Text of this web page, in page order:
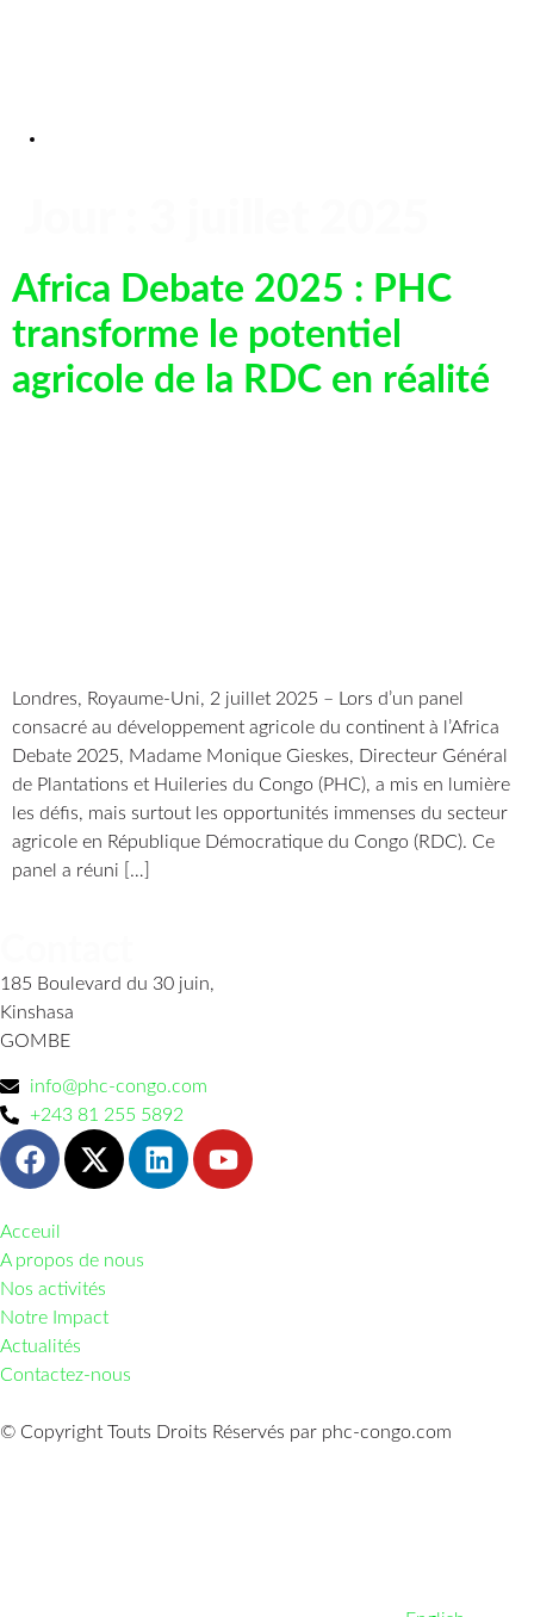
Africa Debate 2025 : PHC
transforme le potentiel
agricole de la RDC en réalité
Londres, Royaume-Uni, 2 juillet 2025 – Lors d’un panel
consacré au développement agricole du continent à l’Africa
Debate 2025, Madame Monique Gieskes, Directeur Général
de Plantations et Huileries du Congo (PHC), a mis en lumière
les défis, mais surtout les opportunités immenses du secteur
agricole en République Démocratique du Congo (RDC). Ce
panel a réuni […]
185 Boulevard du 30 juin,
Kinshasa
GOMBE
info@phc-congo.com
+243 81 255 5892
Acceuil
A propos de nous
Nos activités
Notre Impact
Actualités
Contactez-nous
© Copyright Touts Droits Réservés par phc-congo.com